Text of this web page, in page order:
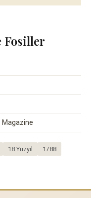
Fosiller
Magazine
18.Yüzyıl
1788